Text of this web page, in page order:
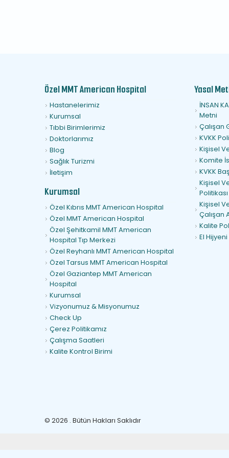
Özel MMT American Hospital
Hastanelerimiz
Kurumsal
Tıbbi Birimlerimiz
Doktorlarımız
Blog
Sağlık Turizmi
İletişim
Kurumsal
Özel Kıbrıs MMT American Hospital
Özel MMT American Hospital
Özel Şehitkamil MMT American
Hospital Tıp Merkezi
Özel Reyhanlı MMT American Hospital
Özel Tarsus MMT American Hospital
Özel Gaziantep MMT American
Hospital
Kurumsal
Vizyonumuz & Misyonumuz
Check Up
Çerez Politikamız
Çalışma Saatleri
Kalite Kontrol Birimi
Yasal
İNSAN
Metni
Çalışan
KVKK
Kişisel
Komite
KVKK
Kişisel
Politikası
Kişisel
Çalışan
Kalite
El
© 2026 . Bütün Hakları Saklıdır